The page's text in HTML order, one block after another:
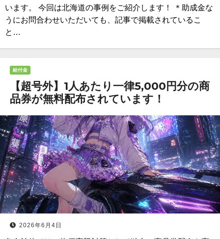
います。 今回は北海道の事例をご紹介します！ ＊助成金な
うにお問合わせいただいても、記事で掲載されているこ
と…
給付金
【超号外】1人あたり一律5,000円分の商
品券が無料配布されています！
2026年6月4日